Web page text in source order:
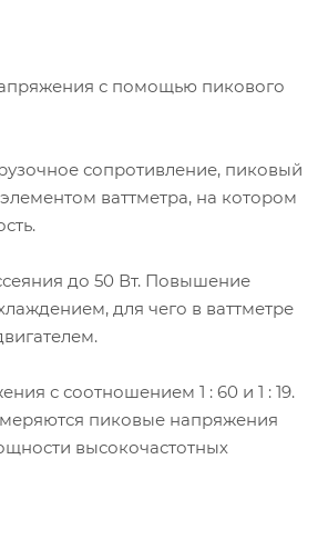
с помощью пикового
сопротивление, пиковый
ваттметра, на котором
до 50 Вт. Повышение
для чего в ваттметре
с соотношением 1 : 60 и 1 : 19.
пиковые напряжения
высокочастотных